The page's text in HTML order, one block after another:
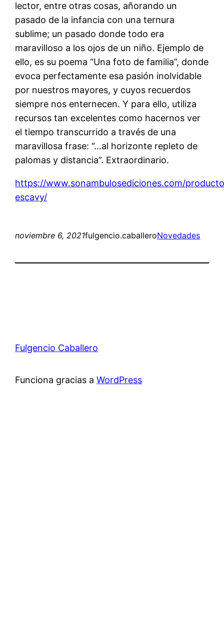
lector, entre otras cosas, añorando un
pasado de la infancia con una ternura
sublime; un pasado donde todo era
maravilloso a los ojos de un niño. Ejemplo de
ello, es su poema “Una foto de familia”, donde
evoca perfectamente esa pasión inolvidable
por nuestros mayores, y cuyos recuerdos
siempre nos enternecen. Y para ello, utiliza
recursos tan excelentes como hacernos ver
el tiempo transcurrido a través de una
maravillosa frase: “…al horizonte repleto de
palomas y distancia”. Extraordinario.
https://www.sonambulosediciones.com/
escavy/
noviembre 6, 2021fulgencio.caballeroNovedades
Fulgencio Caballero
Funciona gracias aWordPress